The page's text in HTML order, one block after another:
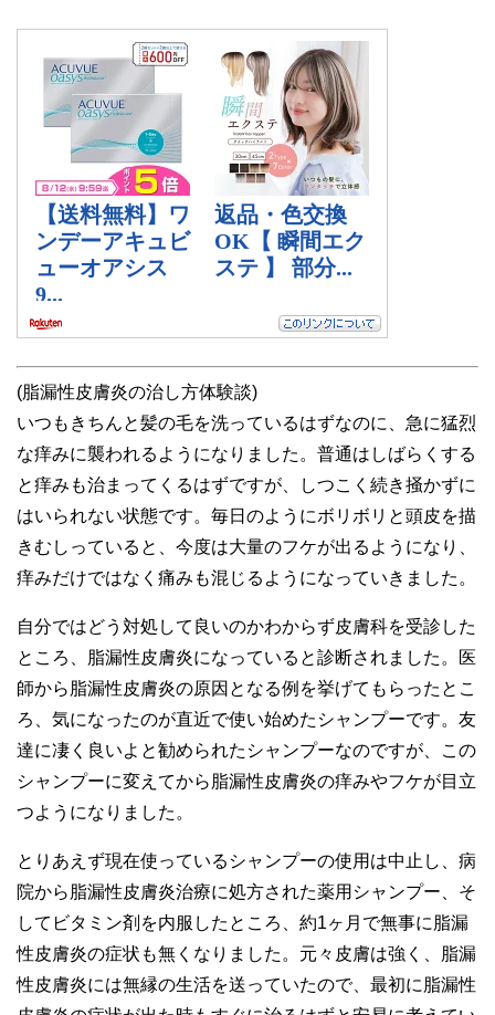
(脂漏性皮膚炎の治し方体験談)
いつもきちんと髪の毛を洗っているはずなのに、急に猛烈
な痒みに襲われるようになりました。普通はしばらくする
と痒みも治まってくるはずですが、しつこく続き掻かずに
はいられない状態です。毎日のようにボリボリと頭皮を描
きむしっていると、今度は大量のフケが出るようになり、
痒みだけではなく痛みも混じるようになっていきました。
自分ではどう対処して良いのかわからず皮膚科を受診した
ところ、脂漏性皮膚炎になっていると診断されました。医
師から脂漏性皮膚炎の原因となる例を挙げてもらったとこ
ろ、気になったのが直近で使い始めたシャンプーです。友
達に凄く良いよと勧められたシャンプーなのですが、この
シャンプーに変えてから脂漏性皮膚炎の痒みやフケが目立
つようになりました。
とりあえず現在使っているシャンプーの使用は中止し、病
院から脂漏性皮膚炎治療に処方された薬用シャンプー、そ
してビタミン剤を内服したところ、約1ヶ月で無事に脂漏
性皮膚炎の症状も無くなりました。元々皮膚は強く、脂漏
性皮膚炎には無縁の生活を送っていたので、最初に脂漏性